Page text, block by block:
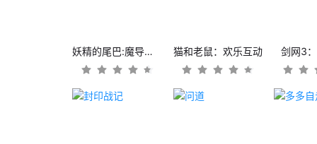
妖精的尾巴:魔导少年 猫和老鼠：欢乐互动 剑网3